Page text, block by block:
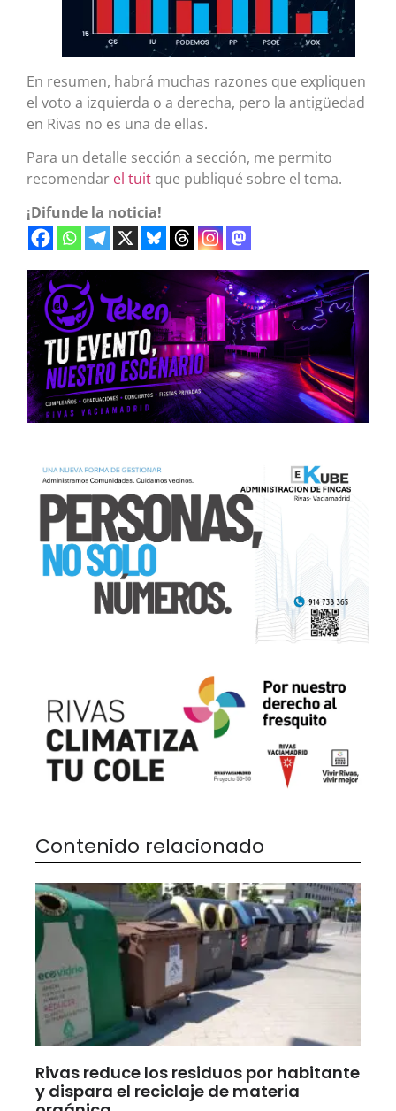
En resumen, habrá muchas razones que expliquen
el voto a izquierda o a derecha, pero la antigüedad
en Rivas no es una de ellas.
Para un detalle sección a sección, me permito
recomendar el tuit que publiqué sobre el tema.
¡Difunde la noticia!
Contenido relacionado
Rivas reduce los residuos por habitante
y dispara el reciclaje de materia